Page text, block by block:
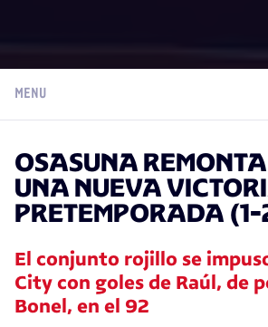
MENU
OSASUNA
UNA NUEVA
PRETEMPORADA
El conjunto rojillo se
City con goles de Raúl, de
Bonel, en el 92